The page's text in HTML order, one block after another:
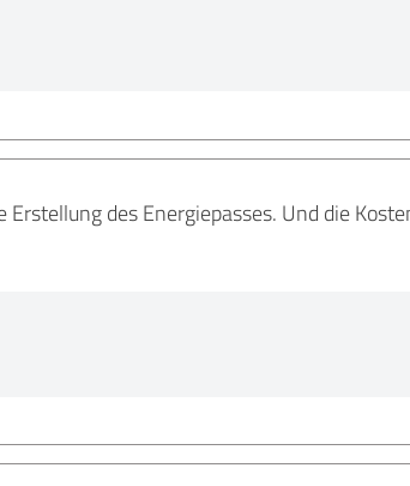
des Energiepasses. Und die